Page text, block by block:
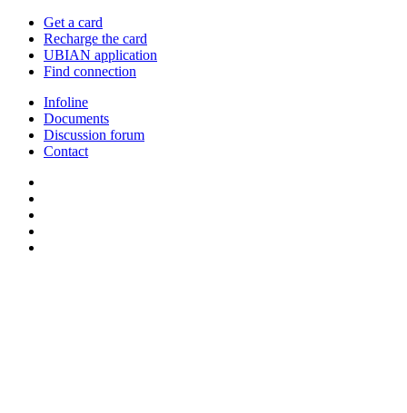
Get a card
Recharge the card
UBIAN application
Find connection
Infoline
Documents
Discussion forum
Contact